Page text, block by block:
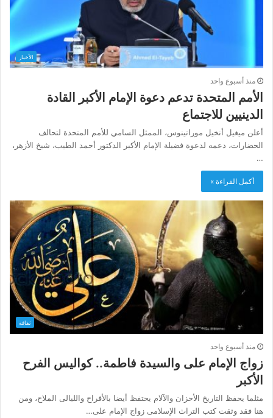
الأخبار
منذ أسبوع واحد
الأمم المتحدة تدعم دعوة الإمام الأكبر القادة
الدينيين للاجتماع
أعلن ميغيل أنخيل موراتينوس، الممثل السامي للأمم المتحدة لتحالف
الحضارات، دعمه لدعوة فضيلة الإمام الأكبر الدكتور أحمد الطيب، شيخ الأزهر،
…
أكمل القراءة »
ثقافة
منذ أسبوع واحد
زواج الإمام على والسيدة فاطمة.. كواليس الفرح
الأكبر
مثلما يحفظ التاريخ الأحزان والآلام يحتفظ أيضا بالأفراح والليالى الملاح، ومن
هنا فقد وثقت كتب التراث الإسلامى زواج الإمام على…